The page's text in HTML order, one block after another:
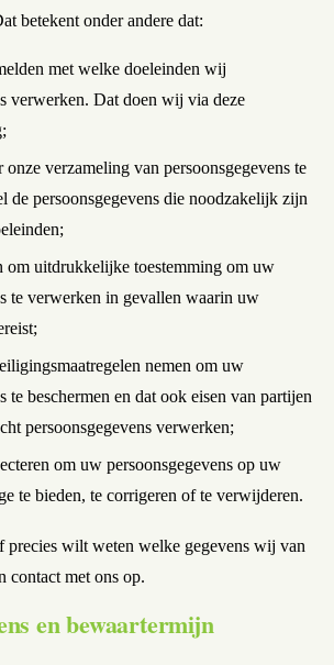
betekent onder andere dat:
met welke doeleinden wij
verwerken. Dat doen wij via deze
onze verzameling van persoonsgegevens te
de persoonsgegevens die noodzakelijk zijn
om uitdrukkelijke toestemming om uw
te verwerken in gevallen waarin uw
nemen om uw
te beschermen en dat ook eisen van partijen
persoonsgegevens verwerken;
om uw persoonsgegevens op uw
te bieden, te corrigeren of te verwijderen.
precies wilt weten welke gegevens wij van
contact met ons op.
en bewaartermijn